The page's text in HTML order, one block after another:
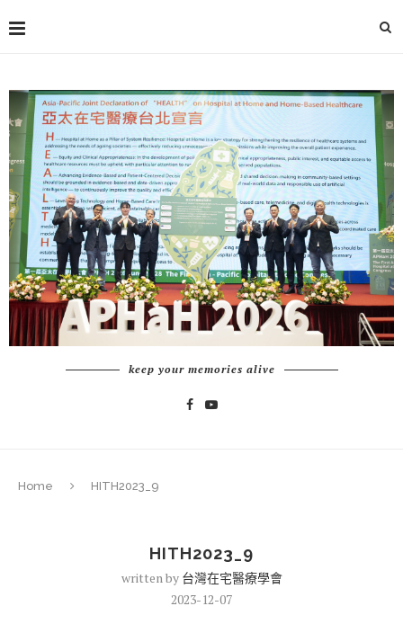
keep your memories alive
Home HITH2023_9
HITH2023_9
written by 台灣在宅醫療學會
2023-12-07